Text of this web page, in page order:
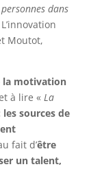
dans
Moutot,
la motivation
à lire « La
les sources de
fait d’être
un talent,